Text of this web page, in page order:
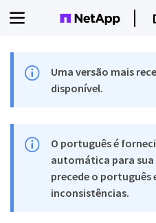
Uma versão mais
disponível.
O português é
automática para sua
precede o português
inconsistências.